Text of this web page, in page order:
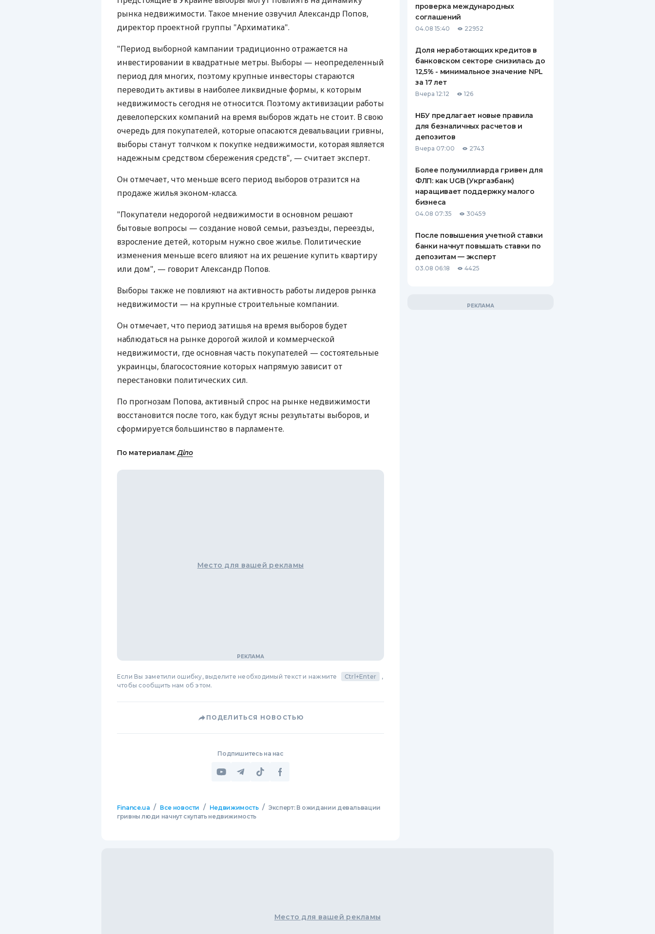
ЕЖЕМЕСЯЧНЫЙ ОБЗОР
БАНКОВСКИМ КАРТАМ
ПУТЕВОДИТЕЛИ ПО
СТРАХОВЫЕ КОМПАНИИ
ОТЗЫВЫ О СТРАХОВЫХ
КОМПАНИЯХ
ДОСТАВКА И ОПЛАТА
КОНТАКТЫ
рынка недвижимости. Такое мнение озвучил Александр Попов,
директор проектной группы "Архиматика".
"Период выборной кампании традиционно отражается на
инвестировании в квадратные метры. Выборы — неопределенный
период для многих, поэтому крупные инвесторы стараются
переводить активы в наиболее ликвидные формы, к которым
недвижимость сегодня не относится. Поэтому активизации работы
девелоперских компаний на время выборов ждать не стоит. В свою
очередь для покупателей, которые опасаются девальвации гривны,
выборы станут толчком к покупке недвижимости, которая является
надежным средством сбережения средств", — считает эксперт.
Он отмечает, что меньше всего период выборов отразится на
продаже жилья эконом-класса.
"Покупатели недорогой недвижимости в основном решают
бытовые вопросы — создание новой семьи, разъезды, переезды,
взросление детей, которым нужно свое жилье. Политические
изменения меньше всего влияют на их решение купить квартиру
или дом", — говорит Александр Попов.
Выборы также не повлияют на активность работы лидеров рынка
недвижимости — на крупные строительные компании.
Он отмечает, что период затишья на время выборов будет
наблюдаться на рынке дорогой жилой и коммерческой
недвижимости, где основная часть покупателей — состоятельные
украинцы, благосостояние которых напрямую зависит от
перестановки политических сил.
По прогнозам Попова, активный спрос на рынке недвижимости
восстановится после того, как будут ясны результаты выборов, и
сформируется большинство в парламенте.
По материалам:Діло
Место для вашей рекламы
Если Вы заметили ошибку, выделите необходимый текст и нажмите Ctrl+Enter
,
чтобы сообщить нам об этом.
ПОДЕЛИТЬСЯ НОВОСТЬЮ
Подпишитесь на нас
Finance.ua / Все новости / Недвижимость / Эксперт: В ожидании девальвации
гривны люди начнут скупать недвижимость
проверка международных
соглашений
04.08 15:40 22952
Доля неработающих кредитов в
банковском секторе снизилась до
12,5% - минимальное значение NPL
за 17 лет
Вчера 12:12 126
НБУ предлагает новые правила
для безналичных расчетов и
депозитов
Вчера 07:00 2743
Более полумиллиарда гривен для
ФЛП: как UGB (Укргазбанк)
наращивает поддержку малого
бизнеса
04.08 07:35 30459
После повышения учетной ставки
банки начнут повышать ставки по
депозитам — эксперт
03.08 06:18 4425
Место для вашей рекламы